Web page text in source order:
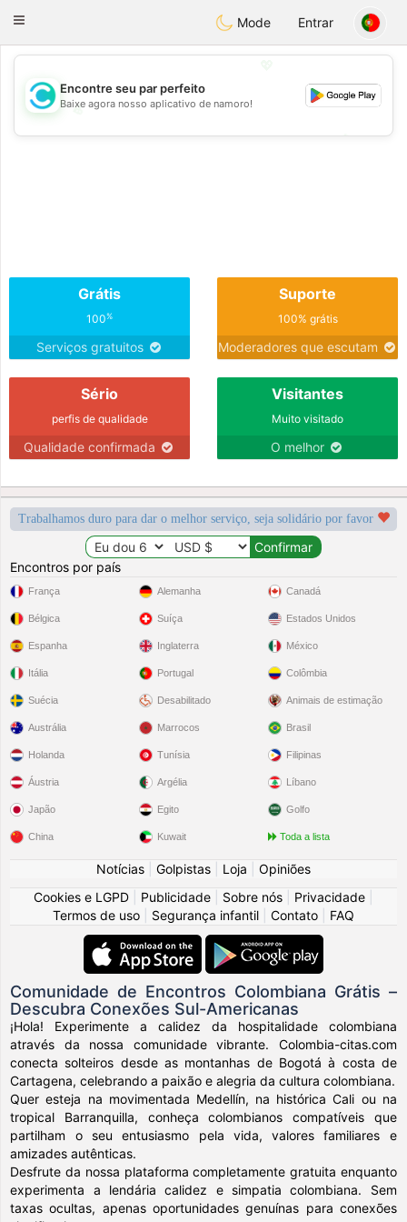
olombiaCitas
Toggle
Mode Entrar
💖
💕
Encontre seu par perfeito
Baixe agora nosso aplicativo de namoro!
Grátis
100%
Serviços gratuitos
Suporte
100% grátis
Moderadores que escutam
Sério
perfis de qualidade
Qualidade confirmada
Visitantes
Muito visitado
O melhor
Trabalhamos duro para dar o melhor serviço, seja solidário por favor
Encontros por país
França
Bélgica
Espanha
Itália
Suécia
Alemanha
Suíça
Inglaterra
Portugal
Desabilitado
Canadá
Estados Unidos
México
Colômbia
Animais de estimação
Austrália
Holanda
Áustria
Japão
China
Marrocos
Tunísia
Argélia
Egito
Kuwait
Brasil
Filipinas
Líbano
Golfo
Toda a lista
Notícias Golpistas Loja
Opiniões
Cookies e LGPD
Publicidade Sobre nós Privacidade
Termos de uso
Segurança infantil Contato FAQ
Comunidade de Encontros Colombiana Grátis –
Descubra Conexões Sul-Americanas
¡Hola! Experimente a calidez da hospitalidade colombiana
através da nossa comunidade vibrante. Colombia-citas.com
conecta solteiros desde as montanhas de Bogotá à costa de
Cartagena, celebrando a paixão e alegria da cultura colombiana.
Quer esteja na movimentada Medellín, na histórica Cali ou na
tropical Barranquilla, conheça colombianos compatíveis que
partilham o seu entusiasmo pela vida, valores familiares e
amizades autênticas.
Desfrute da nossa plataforma completamente gratuita enquanto
experimenta a lendária calidez e simpatia colombiana. Sem
taxas ocultas, apenas oportunidades genuínas para conexões